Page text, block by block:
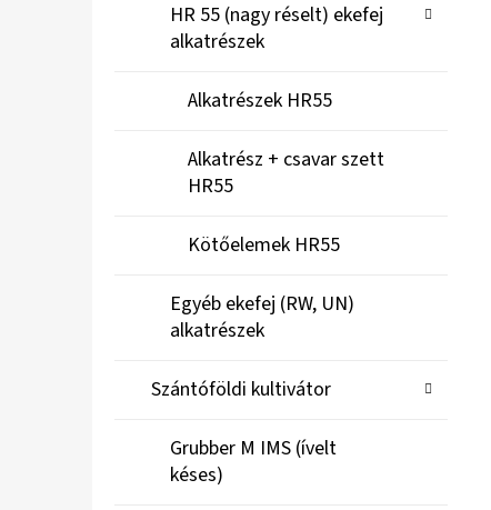
HR 55 (nagy réselt) ekefej
alkatrészek
Alkatrészek HR55
Alkatrész + csavar szett
HR55
Kötőelemek HR55
Egyéb ekefej (RW, UN)
alkatrészek
Szántóföldi kultivátor
Grubber M IMS (ívelt
késes)